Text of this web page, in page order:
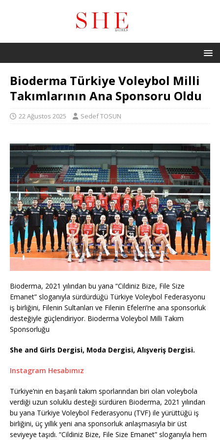
Bioderma Türkiye Voleybol Milli
Takımlarının Ana Sponsoru Oldu
22 Ağustos 2025 Sedef TOSUN
Bioderma, 2021 yılından bu yana “Cildiniz Bize, File Size
Emanet” sloganıyla sürdürdüğü Türkiye Voleybol Federasyonu
iş birliğini, Filenin Sultanları ve Filenin Efeleri’ne ana sponsorluk
desteğiyle güçlendiriyor. Bioderma Voleybol Milli Takım
Sponsorluğu
She and Girls Dergisi, Moda Dergisi, Alışveriş Dergisi.
Instagram Hesabımız
Türkiye’nin en başarılı takım sporlarından biri olan voleybola
verdiği uzun soluklu desteği sürdüren Bioderma, 2021 yılından
bu yana Türkiye Voleybol Federasyonu (TVF) ile yürüttüğü iş
birliğini, üç yıllık yeni ana sponsorluk anlaşmasıyla bir üst
seviyeye taşıdı. “Cildiniz Bize, File Size Emanet” sloganıyla hem